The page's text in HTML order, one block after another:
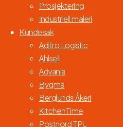
Prosjektering
Industriell maleri
Kundesak
Aditro Logistic
Ahlsell
Advania
Bygma
Berglunds Åkeri
KitchenTime
Postnord TPL